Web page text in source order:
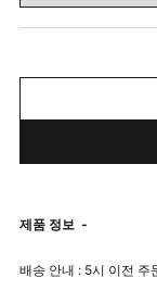
제품 정보 -
배송 안내 : 5시 이전 주